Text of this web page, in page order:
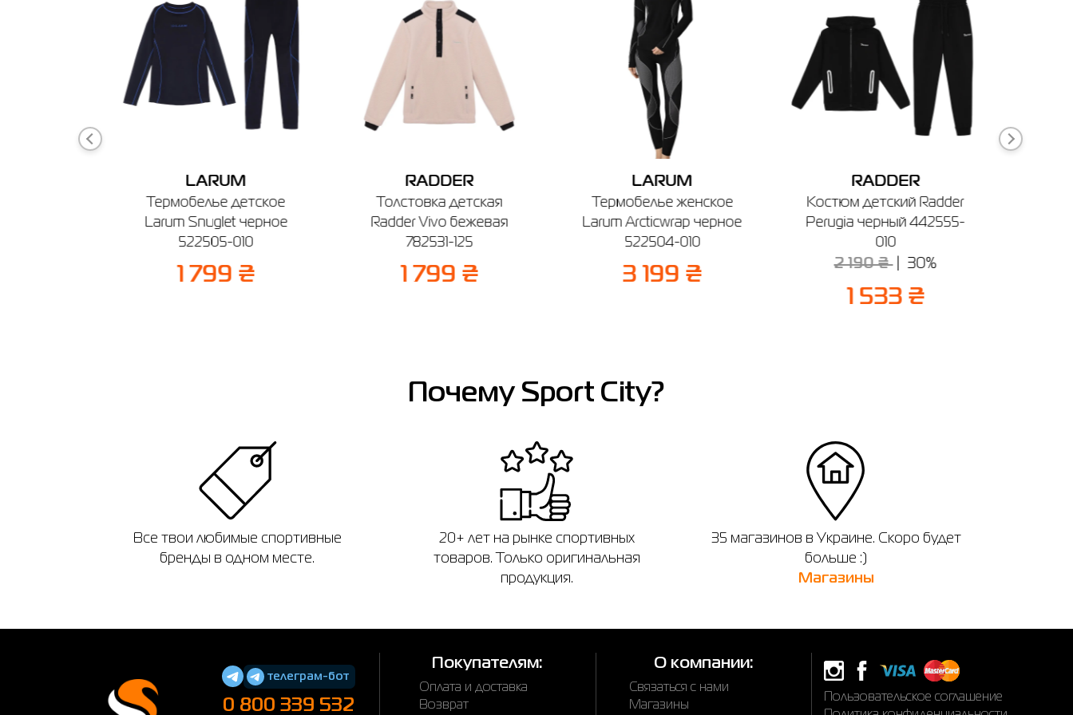
можете обратиться к консультанту интернет-магазина за помощью.
Напоминаем, что вы можете оформить обмен или возврат заказа в течении
14 дней после покупки.
LARUM
Термобелье детское
Larum Snuglet черное
522505-010
1 799 ₴
RADDER
Толстовка детская
Radder Vivo бежевая
782531-125
1 799 ₴
LARUM
Термобелье женское
Larum Arcticwrap черное
522504-010
3 199 ₴
RADDER
Костюм детский Radder
Perugia черный 442555-
010
2 190 ₴ 30%
1 533 ₴
Почему Sport City?
Все твои любимые спортивные
бренды в одном месте.
20+ лет на рынке спортивных
товаров. Только оригинальная
продукция.
35 магазинов в Украине. Скоро будет
больше :)
Магазины
телеграм-бот
0 800 339 532
Покупателям:
Оплата и доставка
Возврат
О компании:
Связаться с нами
Магазины
Пользовательское соглашение